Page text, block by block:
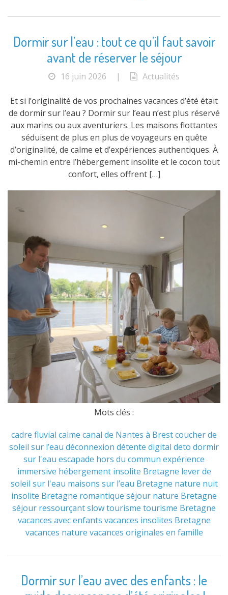
Dormir sur l’eau : tout ce qu’il faut savoir
avant de réserver le séjour
16 juin 2026 | Actualités
Et si l’originalité de vos prochaines vacances d’été était
de dormir sur l’eau ? Dormir sur l’eau n’est plus réservé
aux marins ou aux aventuriers. Les maisons flottantes
séduisent de plus en plus de voyageurs en quête
d’originalité, de calme et d’expériences authentiques. À
mi-chemin entre l’hébergement insolite et le cocon tout
confort, elles offrent […]
Mots clés :
cadre fluvial calme canal de Nantes à Brestcoucher de
soleil sur l’eau déconnexion détente digital deto dormir
sur l'eau escapade hors du commun expérience
immersive hébergement insolite Bretagne lever de
soleil sur l'eau maisons sur l’eau Bretagne nature nuit
insolite Bretagne romantique séjour nature Bretagne
séjour ressourçantslow tourisme tourisme Bretagne
vacances avec enfants vacances insolites Bretagne
vacances nature vacances originales en famille
Dormir sur l’eau avec des enfants : le